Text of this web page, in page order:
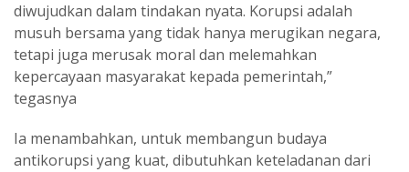
diwujudkan dalam tindakan nyata. Korupsi adalah
musuh bersama yang tidak hanya merugikan negara,
tetapi juga merusak moral dan melemahkan
kepercayaan masyarakat kepada pemerintah,”
tegasnya
Ia menambahkan, untuk membangun budaya
antikorupsi yang kuat, dibutuhkan keteladanan dari